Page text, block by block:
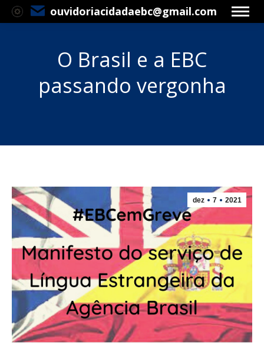
ouvidoriacidadaebc@gmail.com
O Brasil e a EBC
passando vergonha
dez 7 2021